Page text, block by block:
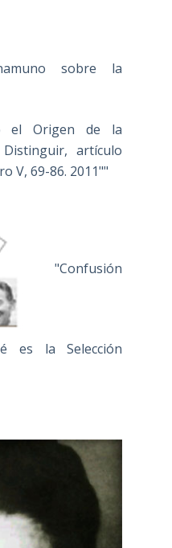
sobre la
el Origen de la
artículo
V, 69-86. 2011""
"Confusión
es la Selección